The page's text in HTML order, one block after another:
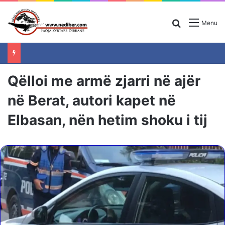
Menu
Search for
Qëlloi me armë zjarri në ajër
në Berat, autori kapet në
Elbasan, nën hetim shoku i tij